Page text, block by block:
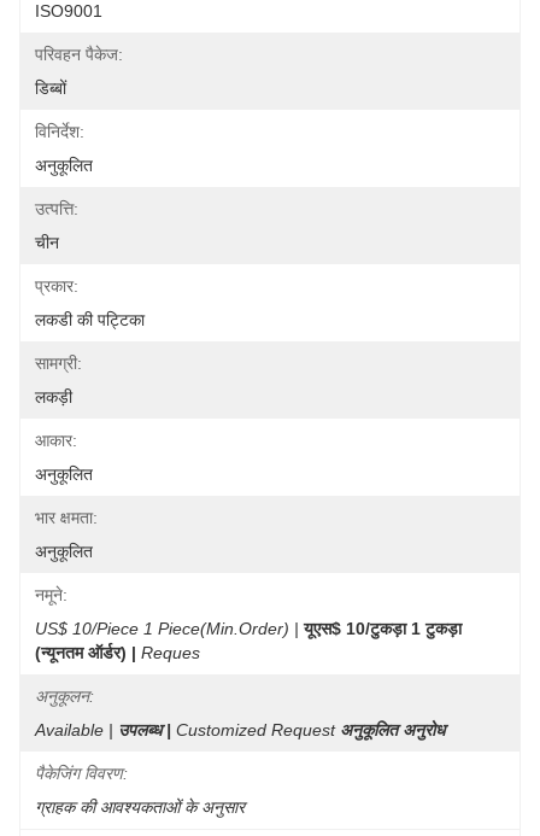
ISO9001
परिवहन पैकेज:
डिब्बों
विनिर्देश:
अनुकूलित
उत्पत्ति:
चीन
प्रकार:
लकडी की पट्टिका
सामग्री:
लकड़ी
आकार:
अनुकूलित
भार क्षमता:
अनुकूलित
नमूने:
US$ 10/Piece 1 Piece(Min.Order) | यूएस$ 10/टुकड़ा 1 टुकड़ा
(न्यूनतम ऑर्डर) | Reques
अनुकूलन:
Available | उपलब्ध | Customized Request अनुकूलित अनुरोध
पैकेजिंग विवरण:
ग्राहक की आवश्यकताओं के अनुसार